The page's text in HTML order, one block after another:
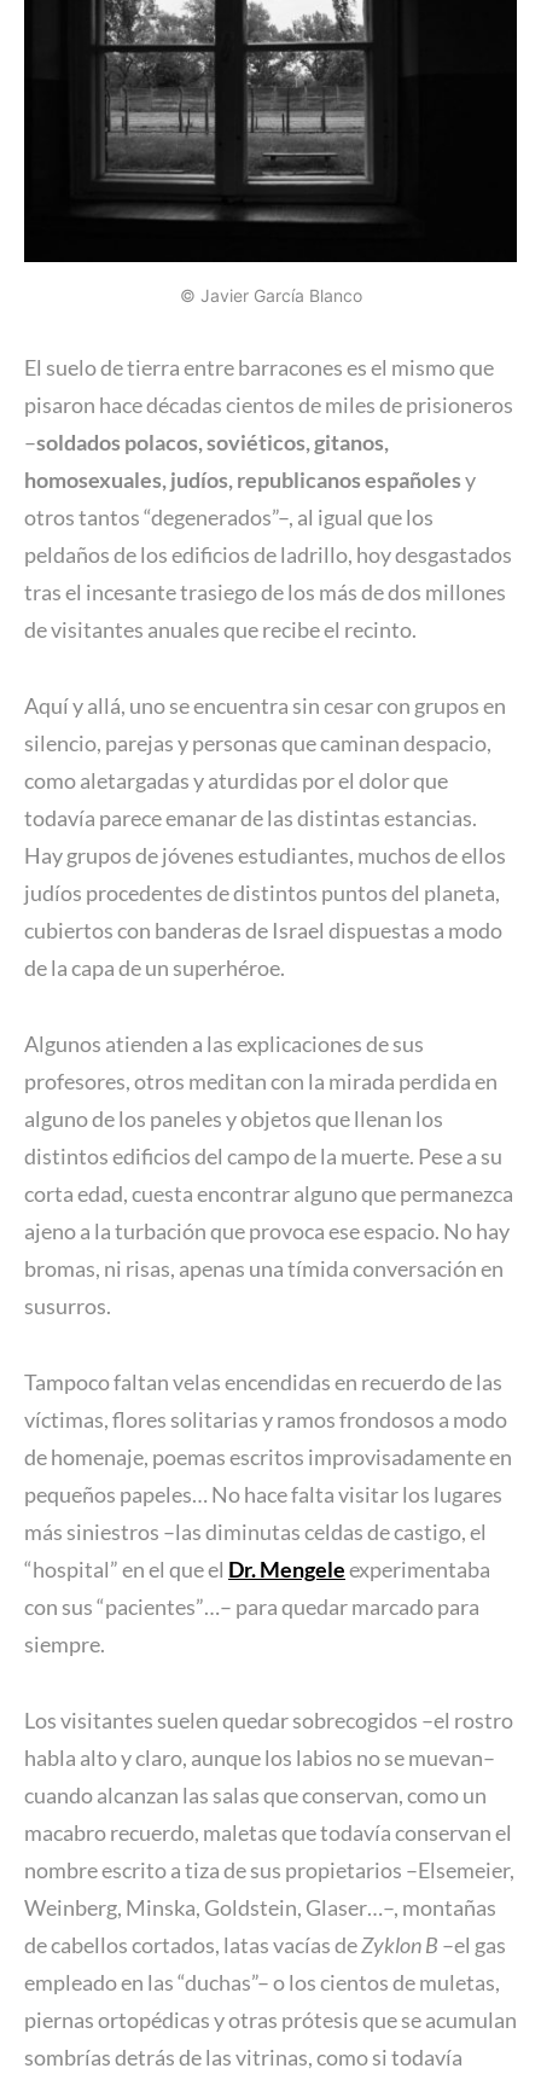
© Javier García Blanco
El suelo de tierra entre barracones es el mismo que
pisaron hace décadas cientos de miles de prisioneros
–soldados polacos, soviéticos, gitanos,
homosexuales, judíos, republicanos españolesy
otros tantos “degenerados”–, al igual que los
peldaños de los edificios de ladrillo, hoy desgastados
tras el incesante trasiego de los más de dos millones
de visitantes anuales que recibe el recinto.
Aquí y allá, uno se encuentra sin cesar con grupos en
silencio, parejas y personas que caminan despacio,
como aletargadas y aturdidas por el dolor que
todavía parece emanar de las distintas estancias.
Hay grupos de jóvenes estudiantes, muchos de ellos
judíos procedentes de distintos puntos del planeta,
cubiertos con banderas de Israel dispuestas a modo
de la capa de un superhéroe.
Algunos atienden a las explicaciones de sus
profesores, otros meditan con la mirada perdida en
alguno de los paneles y objetos que llenan los
distintos edificios del campo de la muerte. Pese a su
corta edad, cuesta encontrar alguno que permanezca
ajeno a la turbación que provoca ese espacio. No hay
bromas, ni risas, apenas una tímida conversación en
susurros.
Tampoco faltan velas encendidas en recuerdo de las
víctimas, flores solitarias y ramos frondosos a modo
de homenaje, poemas escritos improvisadamente en
pequeños papeles… No hace falta visitar los lugares
más siniestros –las diminutas celdas de castigo, el
“hospital” en el que el Dr. Mengeleexperimentaba
con sus “pacientes”…– para quedar marcado para
siempre.
Los visitantes suelen quedar sobrecogidos –el rostro
habla alto y claro, aunque los labios no se muevan–
cuando alcanzan las salas que conservan, como un
macabro recuerdo, maletas que todavía conservan el
nombre escrito a tiza de sus propietarios –Elsemeier,
Weinberg, Minska, Goldstein, Glaser…–, montañas
de cabellos cortados, latas vacías deZyklon B –el gas
empleado en las “duchas”– o los cientos de muletas,
piernas ortopédicas y otras prótesis que se acumulan
sombrías detrás de las vitrinas, como si todavía